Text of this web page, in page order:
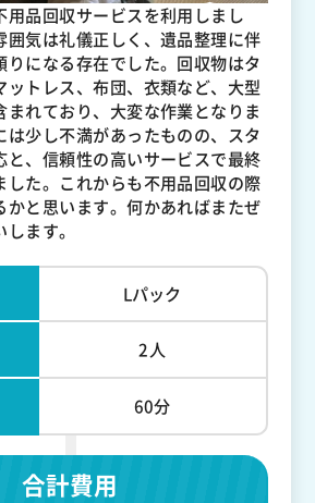
用品回収サービスを利用しまし
囲気は礼儀正しく、遺品整理に伴
りになる存在でした。回収物はタ
ットレス、布団、衣類など、大型
まれており、大変な作業となりま
は少し不満があったものの、スタ
と、信頼性の高いサービスで最終
した。これからも不用品回収の際
かと思います。何かあればまたぜ
ます。
Lパック
2人
60分
合計費用